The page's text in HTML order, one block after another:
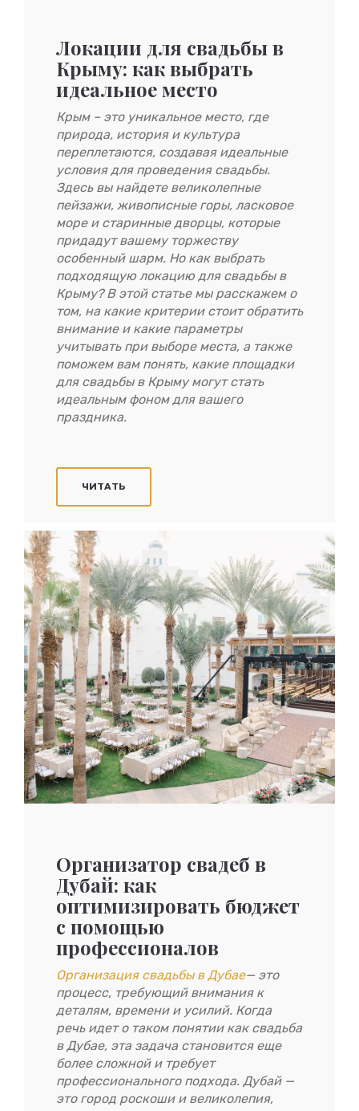
Локации для свадьбы в
Крыму: как выбрать
идеальное место
Крым – это уникальное место, где
природа, история и культура
переплетаются, создавая идеальные
условия для проведения свадьбы.
Здесь вы найдете великолепные
пейзажи, живописные горы, ласковое
море и старинные дворцы, которые
придадут вашему торжеству
особенный шарм. Но как выбрать
подходящую локацию для свадьбы в
Крыму? В этой статье мы расскажем о
том, на какие критерии стоит обратить
внимание и какие параметры
учитывать при выборе места, а также
поможем вам понять, какие площадки
для свадьбы в Крыму могут стать
идеальным фоном для вашего
праздника.
ЧИТАТЬ
Организатор свадеб в
Дубай: как
оптимизировать бюджет
с помощью
профессионалов
Организация свадьбы в Дубае— это
процесс, требующий внимания к
деталям, времени и усилий. Когда
речь идет о таком понятии как свадьба
в Дубае, эта задача становится еще
более сложной и требует
профессионального подхода. Дубай —
это город роскоши и великолепия,